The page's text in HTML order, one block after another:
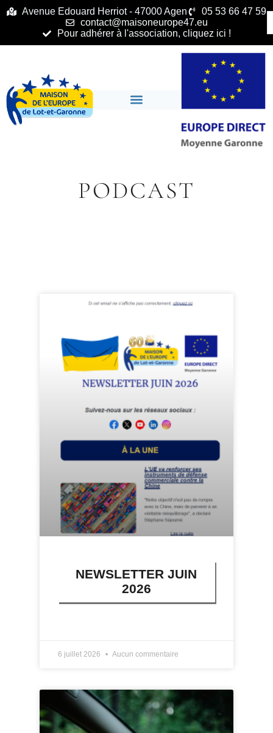
principalAvenue Edouard Herriot - 47000 Agen
05 53 66 47 59
contact@maisoneurope47.eu
Pour adhérer à l'association, cliquez ici !
PODCAST
NEWSLETTER JUIN
2026
6 juillet 2026 Aucun commentaire